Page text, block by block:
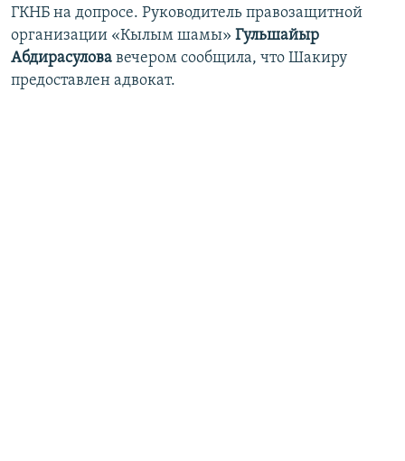
ГКНБ на допросе. Руководитель правозащитной
организации «Кылым шамы» Гульшайыр
Абдирасулова вечером сообщила, что Шакиру
предоставлен адвокат.